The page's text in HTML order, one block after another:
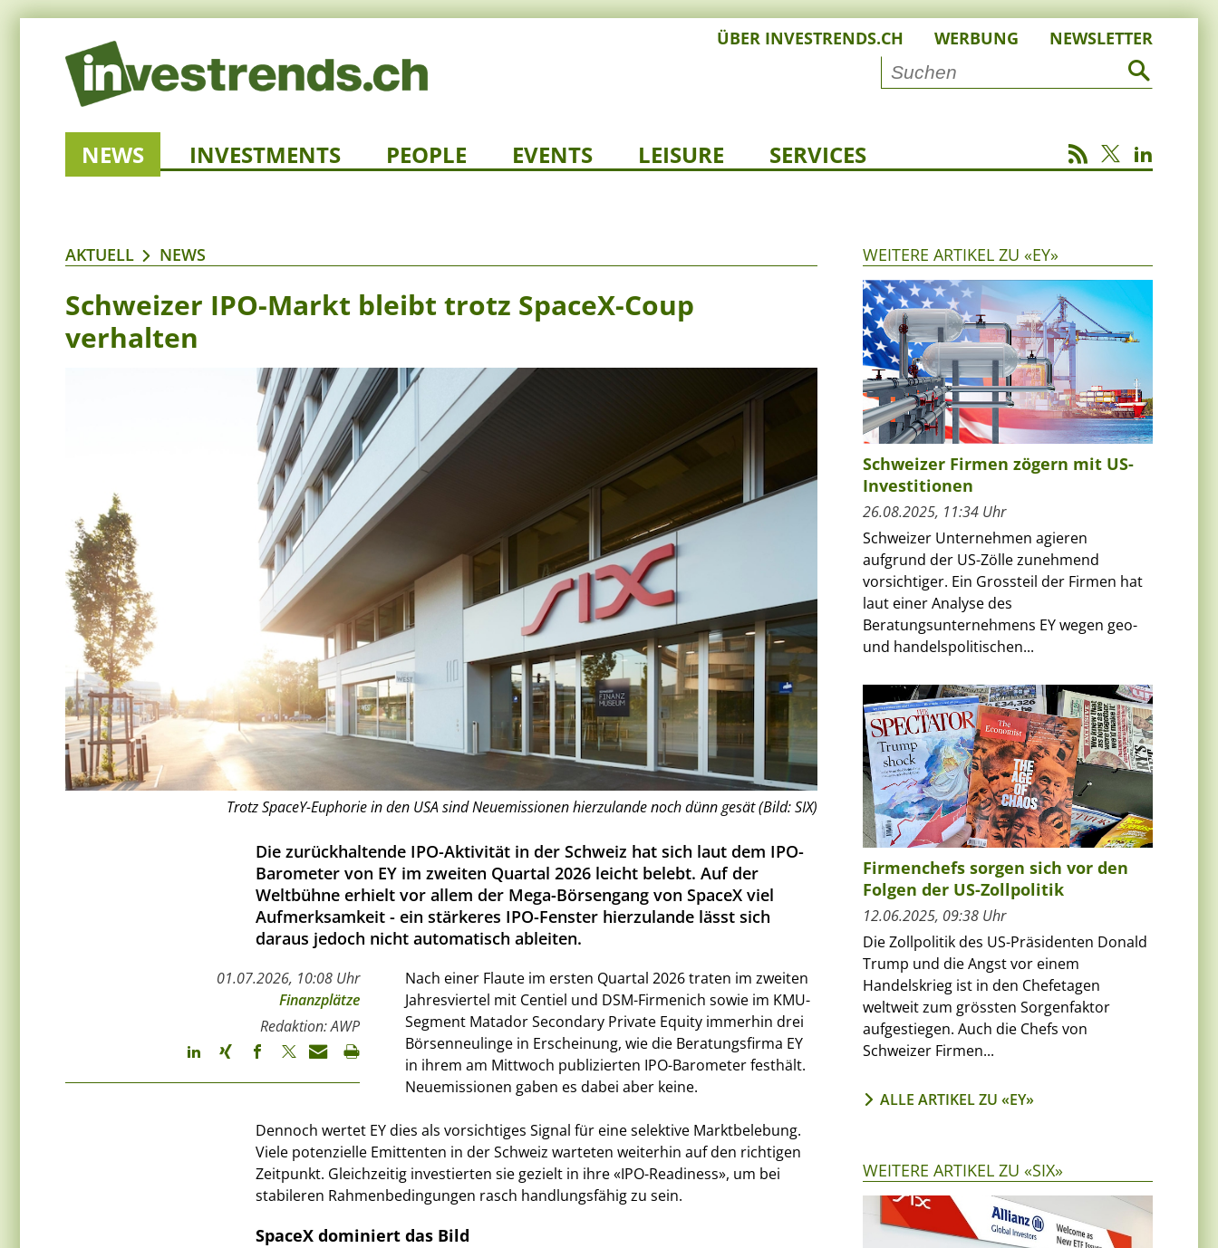
ÜBER INVESTRENDS.CH WERBUNG NEWSLETTER
NEWS INVESTMENTS PEOPLE EVENTS LEISURE SERVICES
AKTUELL NEWS
Schweizer IPO-Markt bleibt trotz SpaceX-Coup
verhalten
Trotz SpaceY-Euphorie in den USA sind Neuemissionen hierzulande noch dünn gesät (Bild: SIX)
Die zurückhaltende IPO-Aktivität in der Schweiz hat sich laut dem IPO-
Barometer von EY im zweiten Quartal 2026 leicht belebt. Auf der
Weltbühne erhielt vor allem der Mega-Börsengang von SpaceX viel
Aufmerksamkeit - ein stärkeres IPO-Fenster hierzulande lässt sich
daraus jedoch nicht automatisch ableiten.
01.07.2026, 10:08 Uhr
Finanzplätze
Redaktion: AWP
Nach einer Flaute im ersten Quartal 2026 traten im zweiten
Jahresviertel mit Centiel und DSM-Firmenich sowie im KMU-
Segment Matador Secondary Private Equity immerhin drei
Börsenneulinge in Erscheinung, wie die Beratungsfirma EY
in ihrem am Mittwoch publizierten IPO-Barometer festhält.
Neuemissionen gaben es dabei aber keine.
Dennoch wertet EY dies als vorsichtiges Signal für eine selektive Marktbelebung.
Viele potenzielle Emittenten in der Schweiz warteten weiterhin auf den richtigen
Zeitpunkt. Gleichzeitig investierten sie gezielt in ihre «IPO-Readiness», um bei
stabileren Rahmenbedingungen rasch handlungsfähig zu sein.
SpaceX dominiert das Bild
WEITERE ARTIKEL ZU «EY»
Schweizer Firmen zögern mit US-
Investitionen
26.08.2025, 11:34 Uhr
Schweizer Unternehmen agieren
aufgrund der US-Zölle zunehmend
vorsichtiger. Ein Grossteil der Firmen hat
laut einer Analyse des
Beratungsunternehmens EY wegen geo-
und handelspolitischen...
Firmenchefs sorgen sich vor den
Folgen der US-Zollpolitik
12.06.2025, 09:38 Uhr
Die Zollpolitik des US-Präsidenten Donald
Trump und die Angst vor einem
Handelskrieg ist in den Chefetagen
weltweit zum grössten Sorgenfaktor
aufgestiegen. Auch die Chefs von
Schweizer Firmen...
ALLE ARTIKEL ZU «EY»
WEITERE ARTIKEL ZU «SIX»